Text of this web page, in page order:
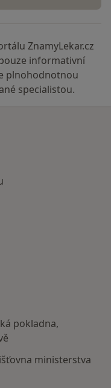
ZnamyLekar.cz
informativní
plnohodnotnou
specialistou.
pokladna,
ministerstva